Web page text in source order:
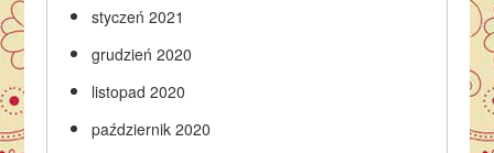
styczeń 2021
grudzień 2020
listopad 2020
październik 2020